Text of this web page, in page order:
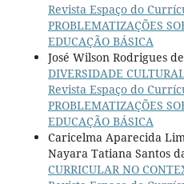
Revista Espaço do
PROBLEMATIZAÇÕES
EDUCAÇÃO BÁSICA
José Wilson Rodrigues
DIVERSIDADE
Revista Espaço do
PROBLEMATIZAÇÕES
EDUCAÇÃO BÁSICA
Caricelma Aparecida
Nayara Tatiana Santos
CURRICULAR NO